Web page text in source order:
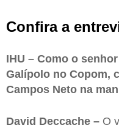
Confira a
IHU – Como o
Galípolo no Copom,
Campos Neto na
David Deccache – O